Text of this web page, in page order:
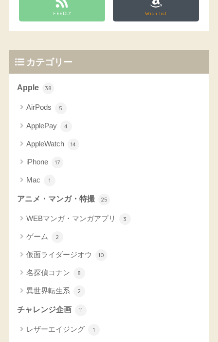
FEEDLY Wish list
カテゴリー
Apple 38
AirPods 5
ApplePay 4
AppleWatch 14
iPhone 17
Mac 1
アニメ・マンガ・特撮 25
WEBマンガ・マンガアプリ 3
ゲーム 2
仮面ライダージオウ 10
名探偵コナン 8
異世界転生系 2
チャレンジ企画 11
レザーエイジング 1